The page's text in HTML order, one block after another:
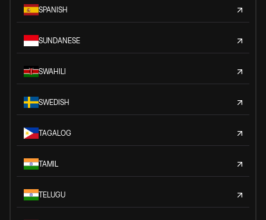
SPANISH
SUNDANESE
SWAHILI
SWEDISH
TAGALOG
TAMIL
TELUGU